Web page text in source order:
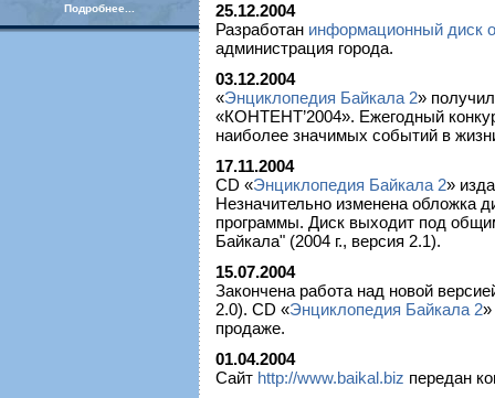
Подробнее...
25.12.2004
Разработан информационный диск
администрация города.
03.12.2004
«Энциклопедия Байкала 2»
«КОНТЕНТ’2004». Ежегодный
наиболее значимых событий в
17.11.2004
CD «Энциклопедия Байкала 2»
Незначительно изменена обложка
программы. Диск выходит под
Байкала" (2004 г., версия 2.1).
15.07.2004
Закончена работа над новой
2.0). CD «Энциклопедия Байкала 2»
продаже.
01.04.2004
Сайт http://www.baikal.biz передан